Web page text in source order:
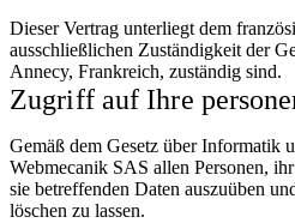
Dieser Vertrag unterliegt dem
ausschließlichen Zuständigkeit der
Annecy, Frankreich, zuständig sind.
Zugriff auf Ihre
Gemäß dem Gesetz über Informatik
Webmecanik SAS allen Personen,
sie betreffenden Daten auszuüben
löschen zu lassen.